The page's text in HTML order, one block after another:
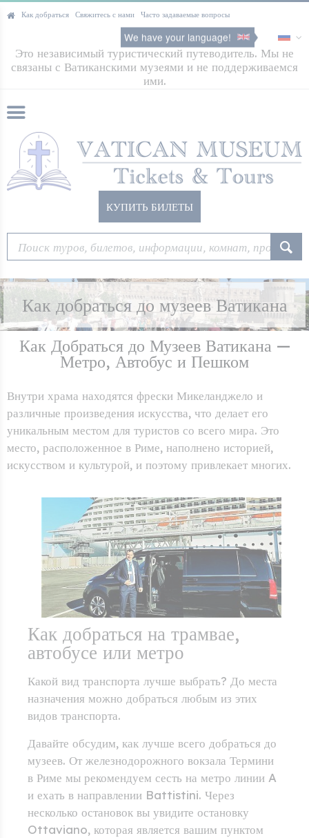
Как добраться Свяжитесь с нами Часто задаваемые вопросы
We have your language!
Это независимый туристический путеводитель. Мы не
связаны с Ватиканскими музеями и не поддерживаемся
ими.
КУПИТЬ БИЛЕТЫ
Как добраться до музеев Ватикана
Как Добраться до Музеев Ватикана —
Метро, Автобус и Пешком
Внутри храма находятся фрески Микеланджело и
различные произведения искусства, что делает его
уникальным местом для туристов со всего мира. Это
место, расположенное в Риме, наполнено историей,
искусством и культурой, и поэтому привлекает многих.
Как добраться на трамвае,
автобусе или метро
Какой вид транспорта лучше выбрать? До места
назначения можно добраться любым из этих
видов транспорта.
Давайте обсудим, как лучше всего добраться до
музеев. От железнодорожного вокзала Термини
в Риме мы рекомендуем сесть на метро линии A
и ехать в направлении Battistini. Через
несколько остановок вы увидите остановку
Ottaviano, которая является вашим пунктом